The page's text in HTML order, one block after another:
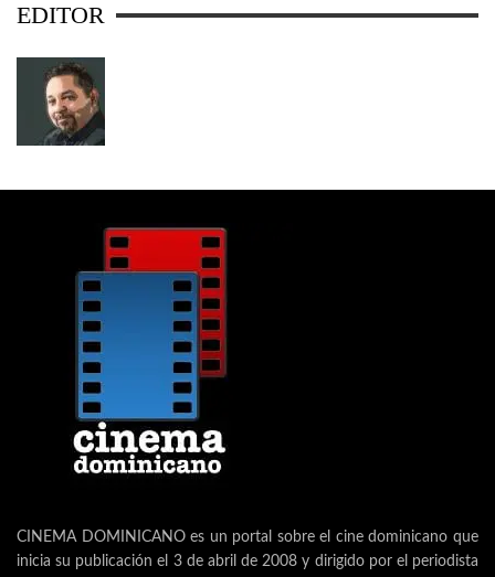
EDITOR
CINEMA DOMINICANO es un portal sobre el cine dominicano que
inicia su publicación el 3 de abril de 2008 y dirigido por el periodista